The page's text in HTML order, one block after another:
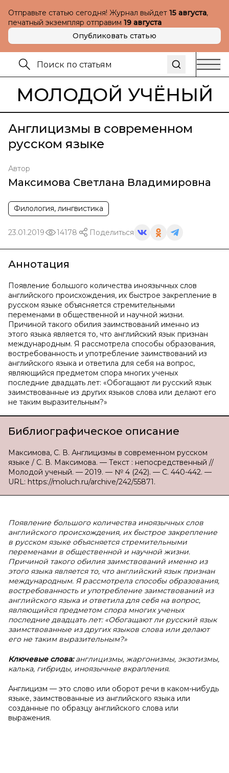
Отправьте статью сегодня! Журнал выйдет 15 августа,
печатный экземпляр отправим 19 августа
Опубликовать статью
МОЛОДОЙ УЧЁНЫЙ
Англицизмы в современном
русском языке
Автор
Максимова Светлана Владимировна
Филология, лингвистика
23.01.2019 14178 Поделиться
Аннотация
Появление большого количества иноязычных слов
английского происхождения, их быстрое закрепление в
русском языке объясняется стремительными
переменами в общественной и научной жизни.
Причиной такого обилия заимствований именно из
этого языка является то, что английский язык признан
международным. Я рассмотрела способы образования,
востребованность и употребление заимствований из
английского языка и ответила для себя на вопрос,
являющийся предметом спора многих ученых
последние двадцать лет: «Обогащают ли русский язык
заимствованные из других языков слова или делают его
не таким выразительным?»
Библиографическое описание
Максимова, С. В. Англицизмы в современном русском
языке / С. В. Максимова. — Текст : непосредственный //
Молодой ученый. — 2019. — № 4 (242). — С. 440-442. —
URL: https://moluch.ru/archive/242/55871.
Появление большого количества иноязычных слов
английского происхождения, их быстрое закрепление
в русском языке объясняется стремительными
переменами в общественной и научной жизни.
Причиной такого обилия заимствований именно из
этого языка является то, что английский язык признан
международным. Я рассмотрела способы образования,
востребованность и употребление заимствований из
английского языка и ответила для себя на вопрос,
являющийся предметом спора многих ученых
последние двадцать лет: «Обогащают ли русский язык
заимствованные из других языков слова или делают
его не таким выразительным?»
Ключевые слова:англицизмы, жаргонизмы, экзотизмы,
калька, гибриды, иноязычные вкрапления.
Англицизм — это слово или оборот речи в каком-нибудь
языке, заимствованные из английского языка или
созданные по образцу английского слова или
выражения.